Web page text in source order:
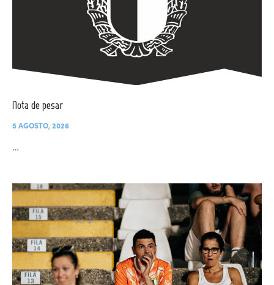
Nota de pesar
5 AGOSTO, 2026
…